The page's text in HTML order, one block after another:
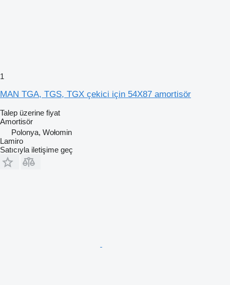
1
MAN TGA, TGS, TGX çekici için 54X87 amortisör
Talep üzerine fiyat
Amortisör
Polonya, Wołomin
Lamiro
Satıcıyla iletişime geç